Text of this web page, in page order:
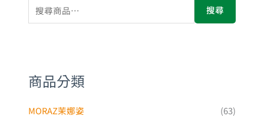
搜尋
商品分類
MORAZ茉娜姿
(63)